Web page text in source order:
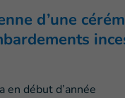
d’une